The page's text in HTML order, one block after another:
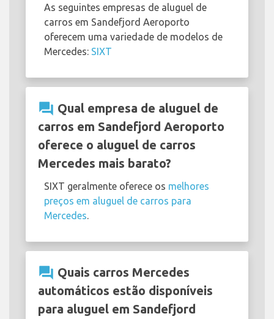
As seguintes empresas de aluguel de
carros em Sandefjord Aeroporto
oferecem uma variedade de modelos de
Mercedes: SIXT
question_answer Qual empresa de aluguel de
carros em Sandefjord Aeroporto
oferece o aluguel de carros
Mercedes mais barato?
SIXT geralmente oferece os melhores
preços em aluguel de carros para
Mercedes
question_answer Quais carros Mercedes
automáticos estão disponíveis
para aluguel em Sandefjord